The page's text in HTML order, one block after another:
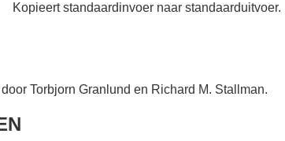
Kopieert standaardinvoer naar standaarduitvoer.
Torbjorn Granlund en Richard M. Stallman.